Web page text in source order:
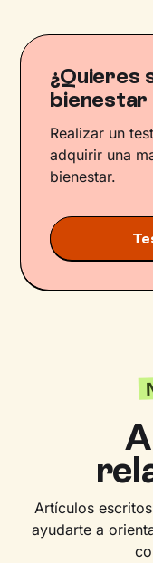
¿Quieres
bienestar
Realizar un
adquirir una
bienestar.
Artículos
ayudarte a